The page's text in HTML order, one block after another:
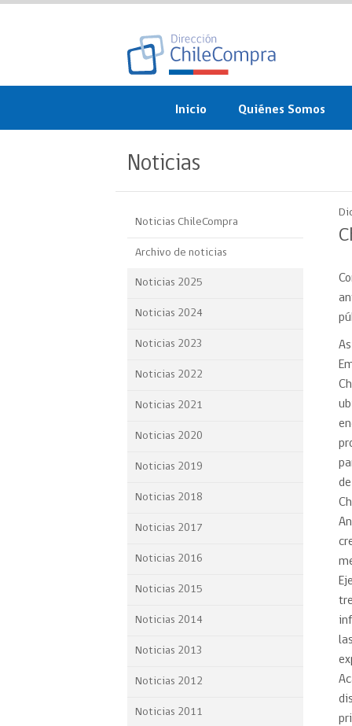
Inicio Quiénes Somos
objetivos
Organigrama
Participación
Reportes Ley de
Sé parte de nuestro
Noticias
Noticias ChileCompra
Archivo de noticias
Noticias 2025
Noticias 2024
Noticias 2023
Noticias 2022
Noticias 2021
Noticias 2020
Noticias 2019
Noticias 2018
Noticias 2017
Noticias 2016
Noticias 2015
Noticias 2014
Noticias 2013
Noticias 2012
Noticias 2011